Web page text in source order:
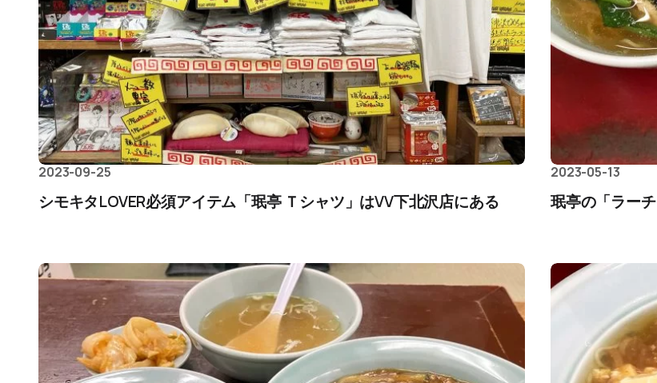
2023-09-25
シモキタLOVER必須アイテム「珉亭 Ｔシャツ」はVV下北沢店にある
2023-05-13
珉亭の「ラー